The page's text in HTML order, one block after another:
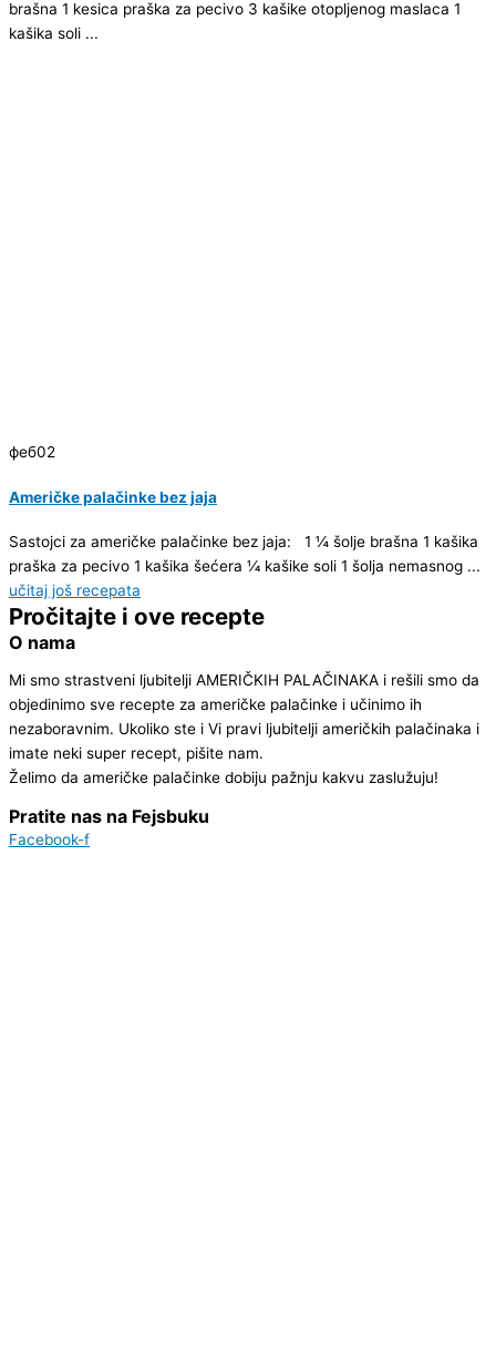
brašna 1 kesica praška za pecivo 3 kašike otopljenog maslaca 1
kašika soli ...
феб02
Američke palačinke bez jaja
Sastojci za američke palačinke bez jaja: 1 ¼ šolje brašna 1 kašika
praška za pecivo 1 kašika šećera 1⁄4 kašike soli 1 šolja nemasnog ...
učitaj još recepata
Pročitajte i ove recepte
O nama
Mi smo strastveni ljubitelji AMERIČKIH PALAČINAKA i rešili smo da
objedinimo sve recepte za američke palačinke i učinimo ih
nezaboravnim. Ukoliko ste i Vi pravi ljubitelji američkih palačinaka i
imate neki super recept, pišite nam.
Želimo da američke palačinke dobiju pažnju kakvu zaslužuju!
Pratite nas na Fejsbuku
Facebook-f